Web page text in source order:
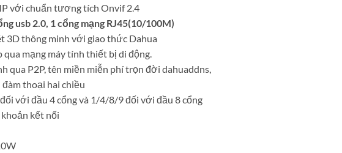
với chuẩn tương tích Onvif 2.4
usb 2.0, 1 cổng mạng RJ45(10/100M)
3D thông minh với giao thức Dahua
mạng máy tính thiết bị di động.
qua P2P, tên miền miễn phí trọn đời dahuaddns,
thoại hai chiều
với đầu 4 cổng và 1/4/8/9 đối với đầu 8 cổng
kết nối